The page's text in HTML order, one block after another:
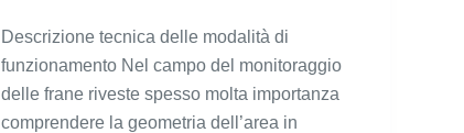
Descrizione tecnica delle modalità di
funzionamento Nel campo del monitoraggio
delle frane riveste spesso molta importanza
comprendere la geometria dell’area in